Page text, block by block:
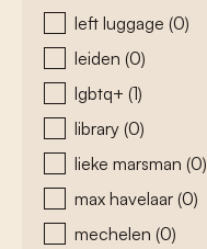
left luggage (0)
leiden (0)
lgbtq+ (1)
library (0)
lieke marsman (0)
max havelaar (0)
mechelen (0)